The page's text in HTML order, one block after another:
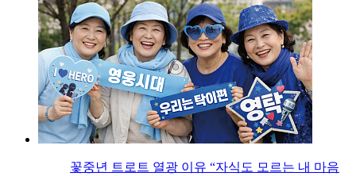
꽃중년 트로트 열광 이유 “자식도 모르는 내 마음